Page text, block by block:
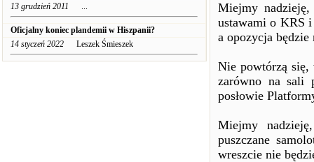
13 grudzień 2011 ...
Oficjalny koniec plandemii w Hiszpanii?
14 styczeń 2022 Leszek Śmieszek
Miejmy nadzieję,
ustawami o KRS i
a opozycja będzie
Nie powtórzą się,
zarówno na sali
posłowie
Miejmy
puszczane
wreszcie nie